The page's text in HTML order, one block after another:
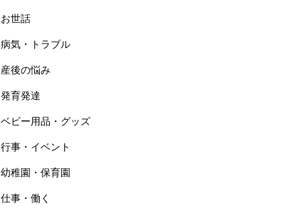
お世話
病気・トラブル
産後の悩み
発育発達
ベビー用品・グッズ
行事・イベント
幼稚園・保育園
仕事・働く